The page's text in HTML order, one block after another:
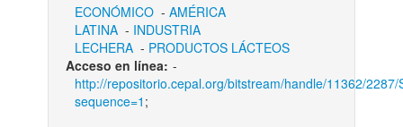
ECONÓMICO- AMÉRICA
LATINA- INDUSTRIA
LECHERA- PRODUCTOS LÁCTEOS
Acceso en línea: -
http://repositorio.cepal.org/bitstream/handle/11362/
sequence=1 ;